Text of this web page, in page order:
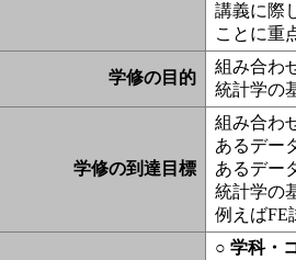
講義に際
ことに重
学修の目的
組み合わ
統計学の
学修の到達目標
組み合わ
あるデー
あるデー
統計学の
例えばFE
○ 学科・